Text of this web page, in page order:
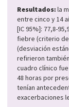
Resultados:la
entre cinco y 14
[IC 95%]: 77,8-
fiebre (criterio de
(desviación
refirieron
cuadro clínico
48 horas por
tenían
exacerbaciones